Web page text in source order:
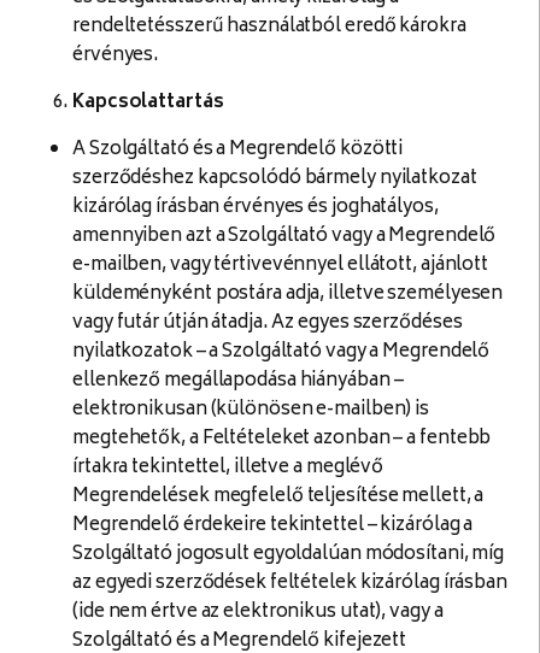
rendeltetésszerű használatból eredő károkra
érvényes.
Kapcsolattartás
A Szolgáltató és a Megrendelő közötti
szerződéshez kapcsolódó bármely nyilatkozat
kizárólag írásban érvényes és joghatályos,
amennyiben azt a Szolgáltató vagy a Megrendelő
e-mailben, vagy tértivevénnyel ellátott, ajánlott
küldeményként postára adja, illetve személyesen
vagy futár útján átadja. Az egyes szerződéses
nyilatkozatok – a Szolgáltató vagy a Megrendelő
ellenkező megállapodása hiányában –
elektronikusan (különösen e-mailben) is
megtehetők, a Feltételeket azonban – a fentebb
írtakra tekintettel, illetve a meglévő
Megrendelések megfelelő teljesítése mellett, a
Megrendelő érdekeire tekintettel – kizárólag a
Szolgáltató jogosult egyoldalúan módosítani, míg
az egyedi szerződések feltételek kizárólag írásban
(ide nem értve az elektronikus utat), vagy a
Szolgáltató és a Megrendelő kifejezett